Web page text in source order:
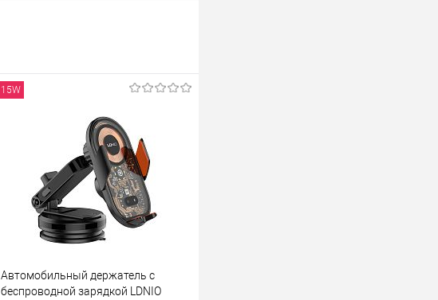
15W
Автомобильный держатель с
беспроводной зарядкой LDNIO